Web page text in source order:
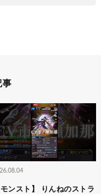
事
モンスト】 りんねのストラ